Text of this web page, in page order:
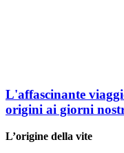
L'affascinante
origini ai giorni
L’origine della vite